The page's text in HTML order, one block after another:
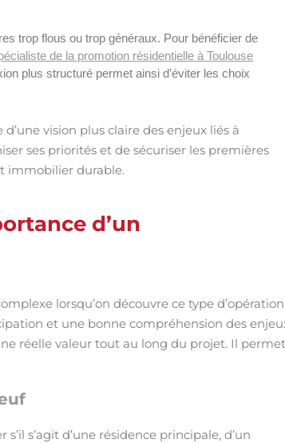
trop flous ou trop généraux. Pour bénéficier de
de la promotion résidentielle à Toulouse
plus structuré permet ainsi d’éviter les choix
vision plus claire des enjeux liés à
ses priorités et de sécuriser les premières
immobilier durable.
d’un
lorsqu’on découvre ce type d’opération
et une bonne compréhension des
réelle valeur tout au long du projet. Il permet
s’agit d’une résidence principale, d’un